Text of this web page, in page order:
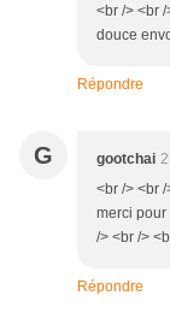
<br /> <br
douce
Répondre
G gootchai
<br /> <br
merci pour
/> <br />
Répondre